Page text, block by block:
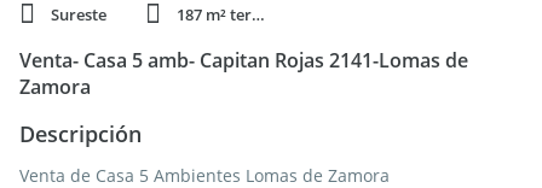
Sureste
187 m² terren.
Venta- Casa 5 amb- Capitan Rojas 2141-Lomas de
Zamora
Descripción
Venta de Casa 5 Ambientes Lomas de Zamora